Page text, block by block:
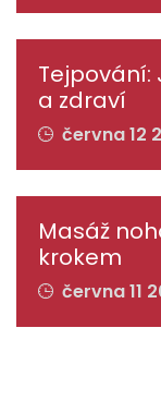
Tejpování:
a zdraví
června 12
Masáž
krokem
června 11